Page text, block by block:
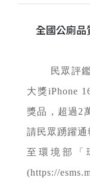
全國公廁
民眾評
大獎iPhone
獎品，超過2
請民眾踴躍
至環境部「
(https://